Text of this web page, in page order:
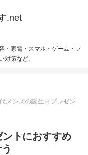
.net
・家電・スマホ・ゲーム・フ
対策など。
メンズの誕生日プレゼン
トにおすすめ